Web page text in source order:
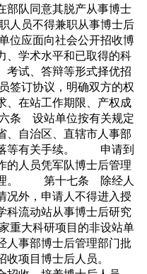
部队同意其脱产从事博士
员不得兼职从事博士后
应面向社会公开招收博
、学术水平和已取得的科
考试、答辩等形式择优招
订协议，明确双方的权
、在站工作期限、产权成
设站单位按有关规定
、自治区、直辖市人事部
落等有关手续。 申请到
的人员凭军队博士后管理
理。 第十七条 除经人
况外，申请人不得进入授
科流动站从事博士后研究
大科研项目的非设站单
人事部博士后管理部门批
招收项目博士后人员。